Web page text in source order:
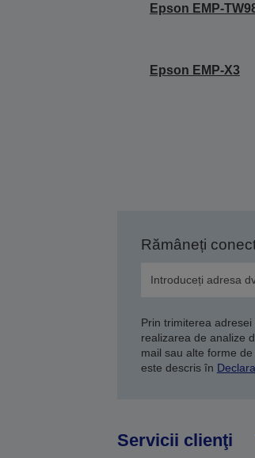
Epson EMP-
Epson EMP-X3
Rămâneți
Prin trimiterea
realizarea de analize
mail sau alte forme
este descris în
Servicii clienţi